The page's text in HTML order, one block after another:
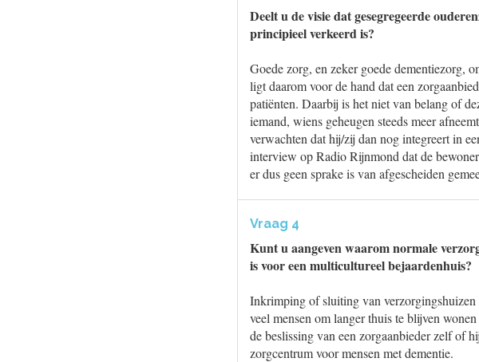
Deelt u de visie dat gesegregeerde
principieel verkeerd is?
Goede zorg, en zeker goede dementiezorg,
ligt daarom voor de hand dat een
patiënten. Daarbij is het niet van belang of
iemand, wiens geheugen steeds meer
verwachten dat hij/zij dan nog integreert in
interview op Radio Rijnmond dat de
er dus geen sprake is van afgescheiden
Vraag 4
Kunt u aangeven waarom normale
is voor een multicultureel bejaardenhuis?
Inkrimping of sluiting van verzorgingshuizen
veel mensen om langer thuis te blijven
de beslissing van een zorgaanbieder zelf of
zorgcentrum voor mensen met dementie.